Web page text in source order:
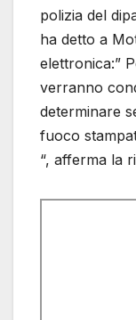
polizia del
ha detto a
elettronica:”
verranno
determinare
fuoco
“, afferma la